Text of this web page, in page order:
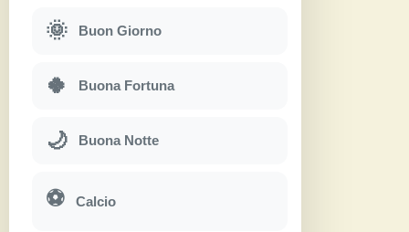
🌞 Buon Giorno
🍀 Buona Fortuna
🌙 Buona Notte
⚽ Calcio